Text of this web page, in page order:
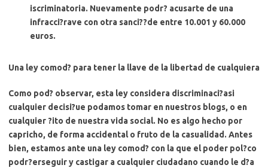
iscriminatoria. Nuevamente podr? acusarte de una
infracci?rave con otra sanci??de entre 10.001 y 60.000
euros.
Una ley comod? para tener la llave de la libertad de cualquiera
Como pod? observar, esta ley considera discriminaci?asi
cualquier decisi?ue podamos tomar en nuestros blogs, o en
cualquier ?ito de nuestra vida social. No es algo hecho por
capricho, de forma accidental o fruto de la casualidad. Antes
bien, estamos ante una ley comod? con la que el poder pol?co
podr?erseguir y castigar a cualquier ciudadano cuando le d?a